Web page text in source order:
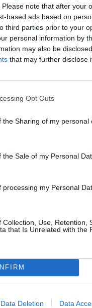
note that after your
based ads based on
third parties prior to your
personal information by
may also be
that may further disclose
Opt Outs
Sharing of my personal
Sale of my Personal
processing my Personal
Collection, Use, Retention,
that Is Unrelated with the
Data Deletion Data